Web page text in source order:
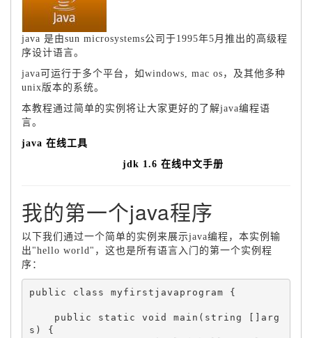
java 是由sun microsystems公司于1995年5月推出的高级程
序设计语言。
java可运行于多个平台，如windows, mac os，及其他多种
unix版本的系统。
本教程通过简单的实例将让大家更好的了解java编程语
言。
java 在线工具
jdk 1.6 在线中文手册
我的第一个java程序
以下我们通过一个简单的实例来展示java编程，本实例输
出"hello world"，这也是所有语言入门的第一个实例程
序：
public class myfirstjavaprogram {
s) {